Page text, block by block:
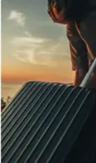
ANDROID
APPLE